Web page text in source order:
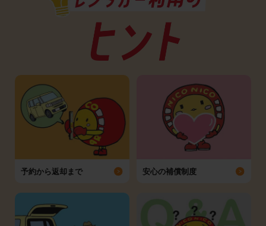
予約から返却まで 安心の補償制度